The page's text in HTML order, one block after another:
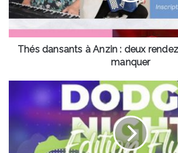
rendez-
à
neThés dansants à Anzin : deux
manquer
Night
tournoi